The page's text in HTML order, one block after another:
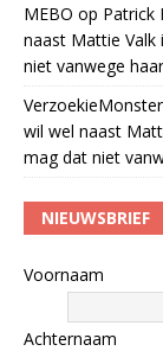
MEBO op Patrick
naast Mattie
niet vanwege
VerzoekieMonster
wil wel naast
mag dat niet
NIEUWSBRIEF
Voornaam
Achternaam